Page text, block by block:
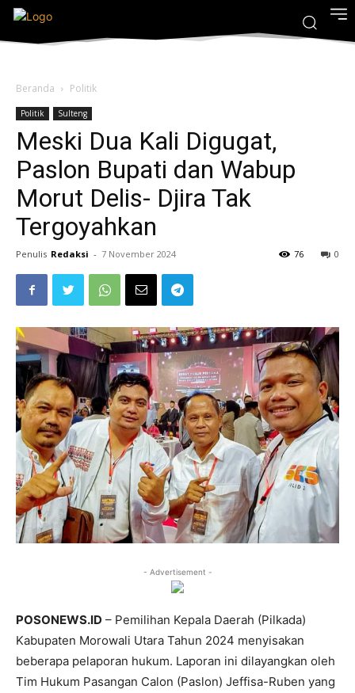
Beranda Politik
Politik Sulteng
Meski Dua Kali Digugat,
Paslon Bupati dan Wabup
Morut Delis- Djira Tak
Tergoyahkan
Penulis Redaksi - 7 November 2024 0
76
- Advertisement -
POSONEWS.ID – Pemilihan Kepala Daerah (Pilkada)
Kabupaten Morowali Utara Tahun 2024 menyisakan
beberapa pelaporan hukum. Laporan ini dilayangkan oleh
Tim Hukum Pasangan Calon (Paslon) Jeffisa-Ruben yang